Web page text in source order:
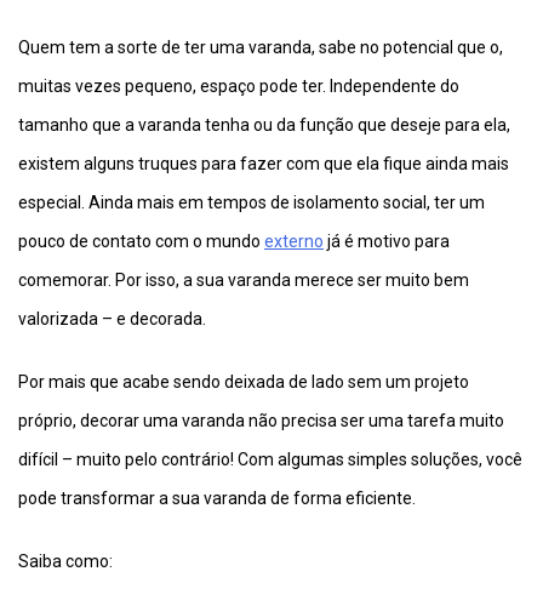
Quem tem a sorte de ter uma varanda, sabe no potencial que o,
muitas vezes pequeno, espaço pode ter. Independente do
tamanho que a varanda tenha ou da função que deseje para ela,
existem alguns truques para fazer com que ela fique ainda mais
especial. Ainda mais em tempos de isolamento social, ter um
pouco de contato com o mundo externo já é motivo para
comemorar. Por isso, a sua varanda merece ser muito bem
valorizada – e decorada.
Por mais que acabe sendo deixada de lado sem um projeto
próprio, decorar uma varanda não precisa ser uma tarefa muito
difícil – muito pelo contrário! Com algumas simples soluções, você
pode transformar a sua varanda de forma eficiente.
Saiba como: